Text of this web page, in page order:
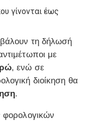
γίνονται έως
τη δήλωσή
με
, ενώ σε
διοίκηση θα
.
φορολογικών